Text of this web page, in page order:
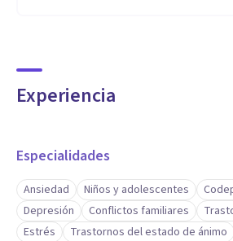
Experiencia
Especialidades
Ansiedad Niños y adolescentes
Depresión
Conflictos familiares
Estrés
Trastornos del estado de ánimo